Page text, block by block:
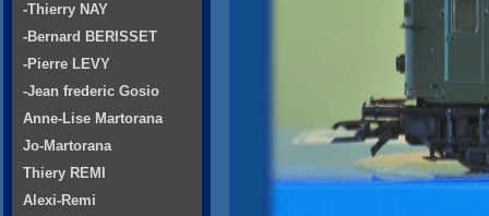
-Thierry NAY
-Bernard BERISSET
-Pierre LEVY
-Jean frederic Gosio
Anne-Lise Martorana
Jo-Martorana
Thiery REMI
Alexi-Remi